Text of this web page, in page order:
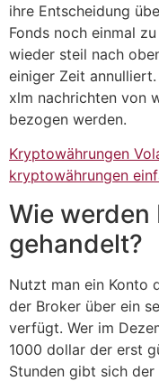
ihre Entscheidung
Fonds noch einmal
wieder steil nach
einiger Zeit
xlm nachrichten von
bezogen werden.
Kryptowährungen
kryptowährungen
Wie
gehandelt?
Nutzt man ein Konto
der Broker über ein
verfügt. Wer im
1000 dollar der erst
Stunden gibt sich